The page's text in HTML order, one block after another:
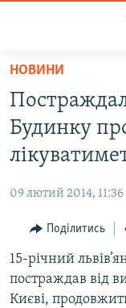
Перейти
основного
матеріалу
Перейти
до
основної
Перейти
пошуку
ВОДА.КРИМ
ВІДЕО ТА ФОТО
БЛОГИ
ПОГЛЯД
ІНТЕРВ'Ю
ВСЕ ЗА ДЕНЬ
НОВИНИ
Будинку
09 лютий 2014, 11:36
Поділитись
15-річний
постраждав від
Києві,